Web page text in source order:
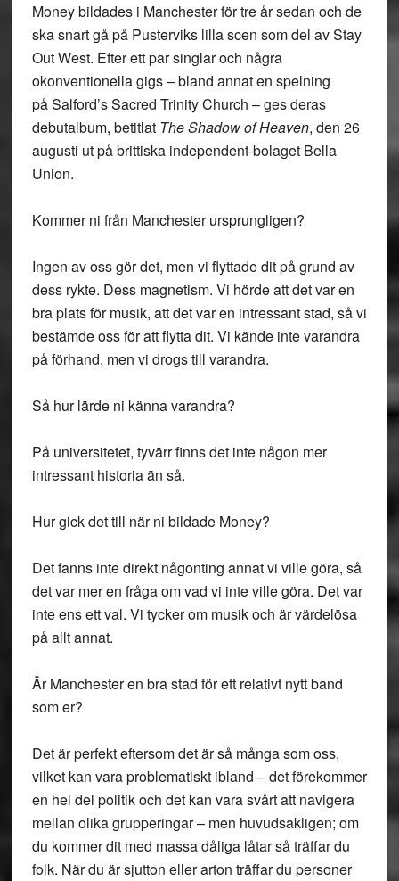
Money bildades i Manchester för tre år sedan och de
ska snart gå på Pusterviks lilla scen som del av Stay
Out West. Efter ett par singlar och några
okonventionella gigs – bland annat en spelning
på Salford’s Sacred Trinity Church – ges deras
debutalbum, betitlat The Shadow of Heaven, den 26
augusti ut på brittiska independent-bolaget Bella
Union.
Kommer ni från Manchester ursprungligen?
Ingen av oss gör det, men vi flyttade dit på grund av
dess rykte. Dess magnetism. Vi hörde att det var en
bra plats för musik, att det var en intressant stad, så vi
bestämde oss för att flytta dit. Vi kände inte varandra
på förhand, men vi drogs till varandra.
Så hur lärde ni känna varandra?
På universitetet, tyvärr finns det inte någon mer
intressant historia än så.
Hur gick det till när ni bildade Money?
Det fanns inte direkt någonting annat vi ville göra, så
det var mer en fråga om vad vi inte ville göra. Det var
inte ens ett val. Vi tycker om musik och är värdelösa
på allt annat.
Är Manchester en bra stad för ett relativt nytt band
som er?
Det är perfekt eftersom det är så många som oss,
vilket kan vara problematiskt ibland – det förekommer
en hel del politik och det kan vara svårt att navigera
mellan olika grupperingar – men huvudsakligen; om
du kommer dit med massa dåliga låtar så träffar du
folk. När du är sjutton eller arton träffar du personer